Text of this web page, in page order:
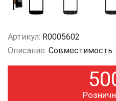
Артикул: R0005602
Описание: Совместимость: